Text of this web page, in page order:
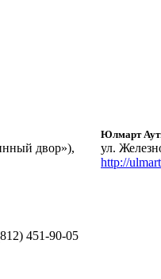
двор»),
Юлмарт
ул.
http://
451-90-05